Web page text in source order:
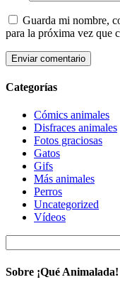
Guarda mi nombre,
para la próxima vez que
Categorías
Cómics animales
Disfraces animales
Fotos graciosas
Gatos
Gifs
Más animales
Perros
Uncategorized
Vídeos
Sobre ¡Qué Animalada!